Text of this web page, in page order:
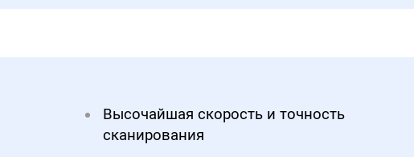
Высочайшая скорость и точность
сканирования